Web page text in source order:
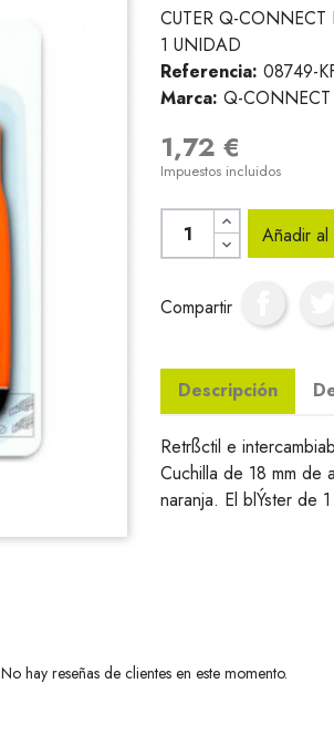
CUTER Q-
1 UNIDAD
Referencia: 08749-
Marca: Q-CONNECT
1,72 €
Impuestos incluidos
Añadir al
Compartir
Descripción
Retrßctil e
Cuchilla de 18 mm de
naranja. El blÝster de
No hay reseñas de clientes en este momento.